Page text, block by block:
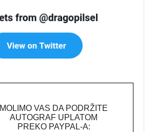
MOLIMO VAS DA PODRŽITE
AUTOGRAF UPLATOM
PREKO PAYPAL-A: